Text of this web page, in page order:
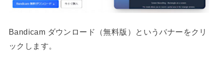
Bandicam ダウンロード（無料版）というバナーをクリ
ックします。